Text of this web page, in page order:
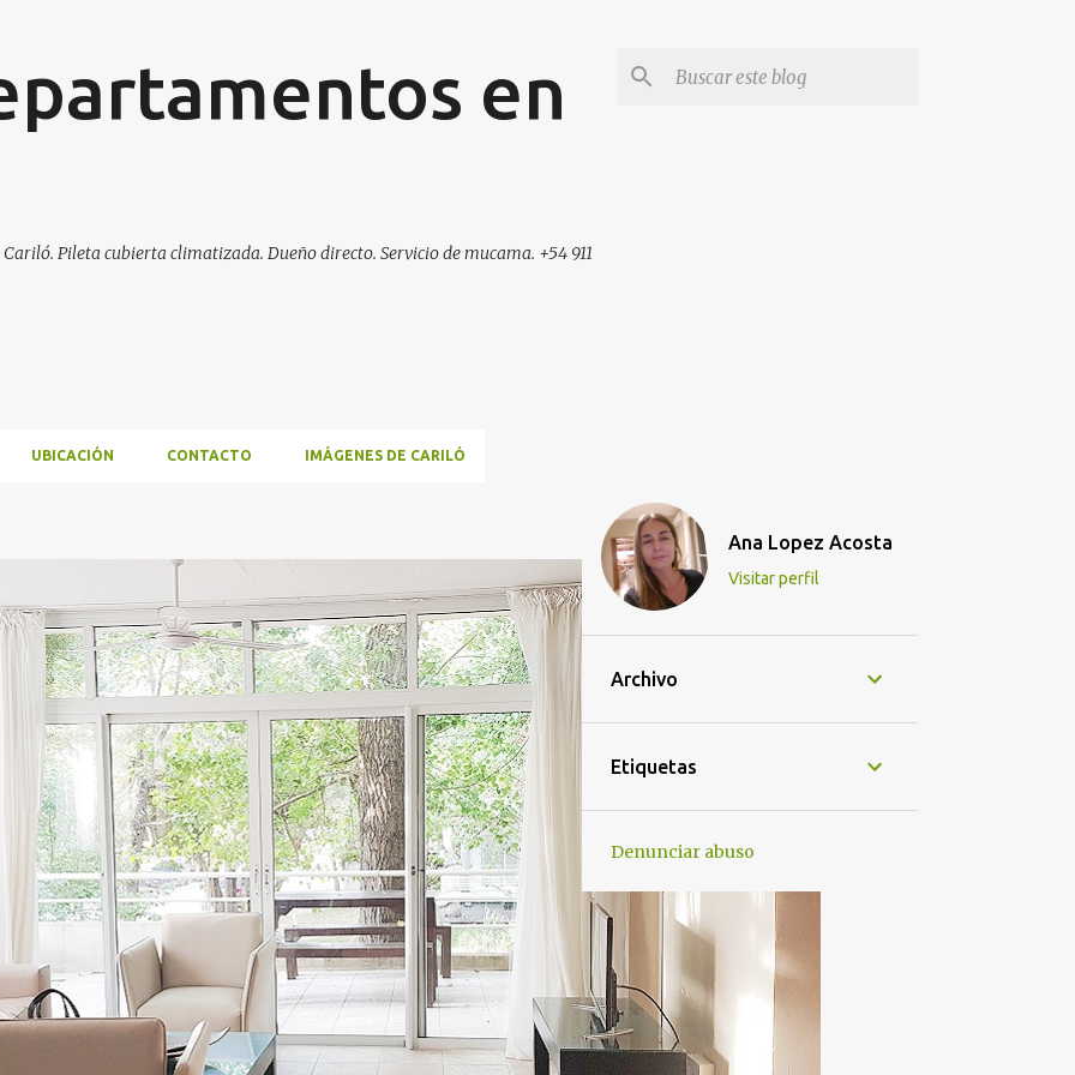
en
Pileta cubierta climatizada. Dueño directo. Servicio de mucama. +54 911
UBICACIÓN CONTACTO IMÁGENES DE CARILÓ
Ana Lopez Acosta
Visitar perfil
Archivo
Etiquetas
Denunciar abuso